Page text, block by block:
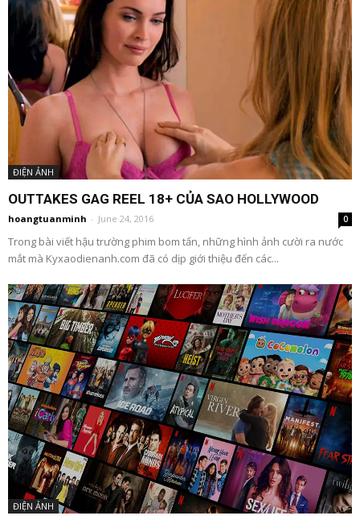
ĐIỆN ẢNH
OUTTAKES GAG REEL 18+ CỦA SAO HOLLYWOOD
hoangtuanminh - June 24, 2016 0
Trong bài viết hậu trường phim bom tấn, những hình ảnh cười ra nước
mắt mà Kyxaodienanh.com đã có dịp giới thiệu đến các...
ĐIỆN ẢNH